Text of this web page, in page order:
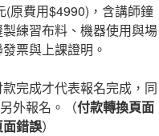
原費用$4990)，含講師鐘
練習布料、機器使用與場
票與上課證明。
完成才代表報名完成，同
外報名。（付款轉換頁面
錯誤）